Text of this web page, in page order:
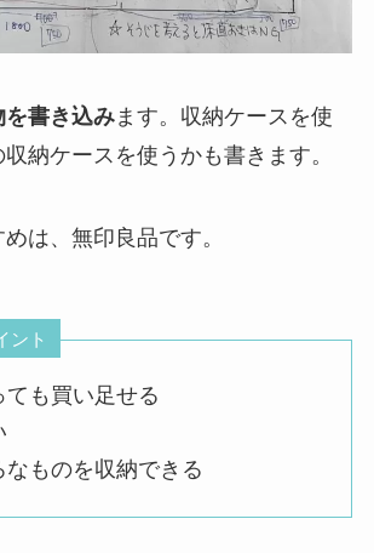
を書き込みます。収納ケースを使
納ケースを使うかも書きます。
は、無印良品です。
ント
ても買い足せる
なものを収納できる